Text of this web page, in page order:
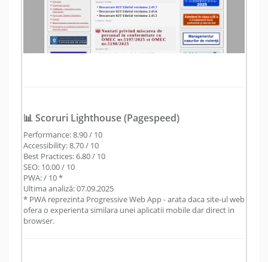
📊 Scoruri Lighthouse (Pagespeed)
Performance: 8.90 / 10
Accessibility: 8.70 / 10
Best Practices: 6.80 / 10
SEO: 10.00 / 10
PWA: / 10 *
Ultima analiză: 07.09.2025
* PWA reprezinta Progressive Web App - arata daca site-ul web
ofera o experienta similara unei aplicatii mobile dar direct in
browser.